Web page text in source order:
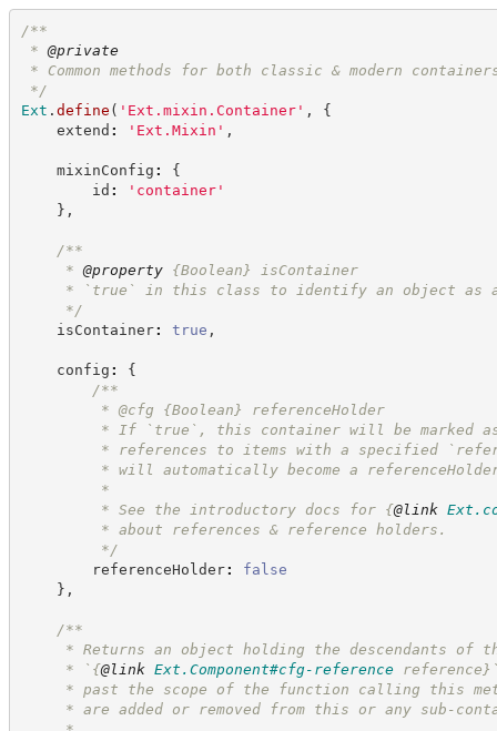
/**
* @private
* Common methods for both classic & modern
*/
Ext . define ( ' Ext.mixin.Container' ,
{
extend : ' Ext.Mixin ' ,
mixinConfig :
{
id : ' container'
} ,
/**
* @property {Boolean}
isContainer
* `true` in this class to identify an object as
*/
isContainer: true ,
config :
{
/**
* @cfg {Boolean}
referenceHolder
* If `true`, this container will be marked as
* references to items with a specified
* will automatically become a
*
* See the introductory docs for {@link
* about references & reference holders.
*/
referenceHolder:
false
} ,
/**
* Returns an object holding the descendants of
* ` {@link Ext.Component#cfg-reference reference}
* past the scope of the function calling this
* are added or removed from this or any sub-